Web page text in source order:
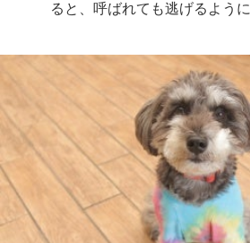
ると、呼ばれても逃げるよう